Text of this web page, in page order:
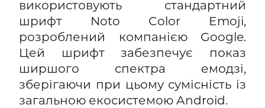
використовують стандартний
шрифт Noto Color Emoji,
розроблений компанією Google.
Цей шрифт забезпечує показ
ширшого спектра емодзі,
зберігаючи при цьому сумісність із
загальною екосистемою Android.